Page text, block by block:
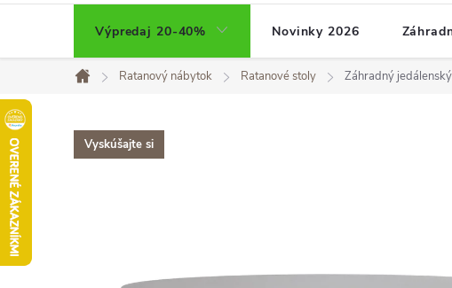
Výpredaj 20-40% Novinky 2026
Domov
Ratanový nábytok Ratanové stoly Záhradný
Vyskúšajte si